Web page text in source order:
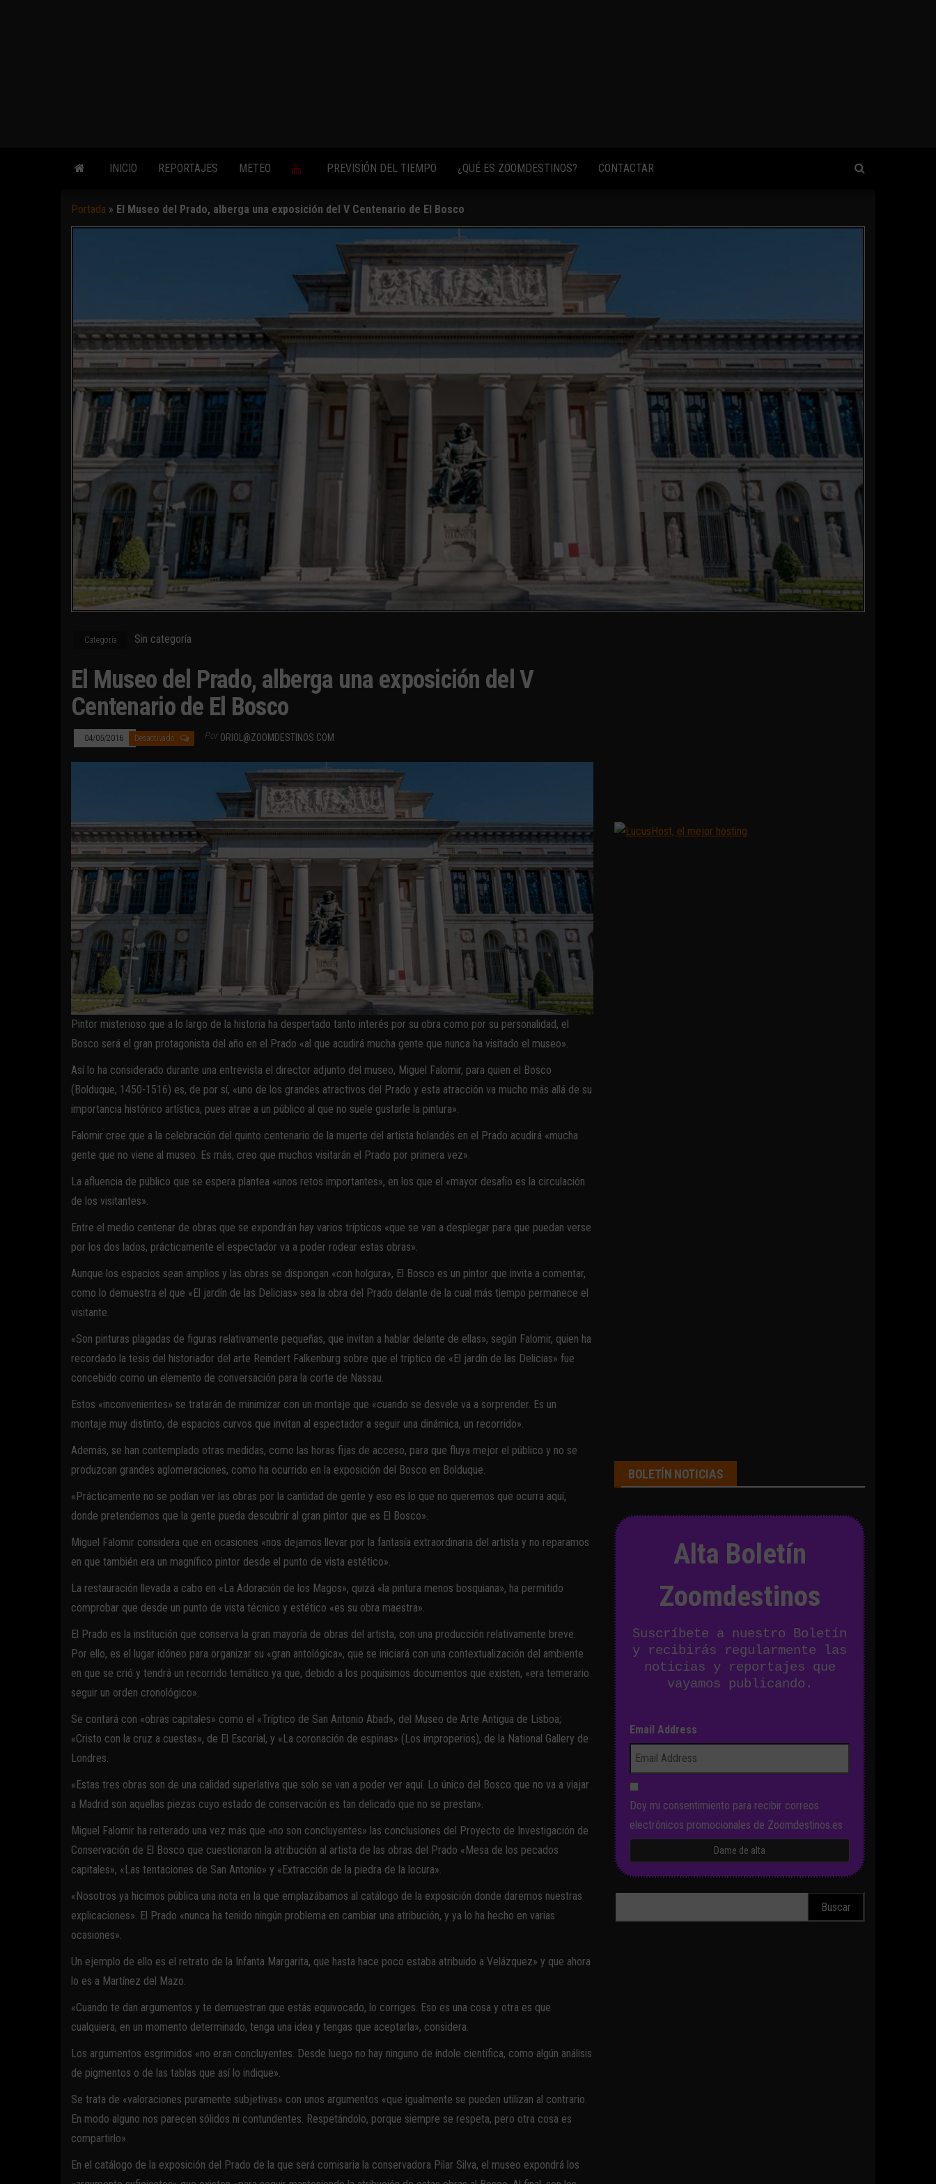
INICIO REPORTAJES METEO PREVISIÓN DEL TIEMPO ¿QUÉ ES ZOOMDESTINOS? CONTACTAR
Portada » El Museo del Prado, alberga una exposición del V Centenario de El Bosco
Categoría Sin categoría
El Museo del Prado, alberga una exposición del V
Centenario de El Bosco
04/05/2016 Desactivado Por ORIOL@ZOOMDESTINOS.COM
Pintor misterioso que a lo largo de la historia ha despertado tanto interés por su obra como por su personalidad, el
Bosco será el gran protagonista del año en el Prado «al que acudirá mucha gente que nunca ha visitado el museo».
Así lo ha considerado durante una entrevista el director adjunto del museo, Miguel Falomir, para quien el Bosco
(Bolduque, 1450-1516) es, de por sí, «uno de los grandes atractivos del Prado y esta atracción va mucho más allá de su
importancia histórico artística, pues atrae a un público al que no suele gustarle la pintura».
Falomir cree que a la celebración del quinto centenario de la muerte del artista holandés en el Prado acudirá «mucha
gente que no viene al museo. Es más, creo que muchos visitarán el Prado por primera vez».
La afluencia de público que se espera plantea «unos retos importantes», en los que el «mayor desafío es la circulación
de los visitantes».
Entre el medio centenar de obras que se expondrán hay varios trípticos «que se van a desplegar para que puedan verse
por los dos lados, prácticamente el espectador va a poder rodear estas obras».
Aunque los espacios sean amplios y las obras se dispongan «con holgura», El Bosco es un pintor que invita a comentar,
como lo demuestra el que «El jardín de las Delicias» sea la obra del Prado delante de la cual más tiempo permanece el
visitante.
«Son pinturas plagadas de figuras relativamente pequeñas, que invitan a hablar delante de ellas», según Falomir, quien ha
recordado la tesis del historiador del arte Reindert Falkenburg sobre que el tríptico de «El jardín de las Delicias» fue
concebido como un elemento de conversación para la corte de Nassau.
Estos «inconvenientes» se tratarán de minimizar con un montaje que «cuando se desvele va a sorprender. Es un
montaje muy distinto, de espacios curvos que invitan al espectador a seguir una dinámica, un recorrido».
Además, se han contemplado otras medidas, como las horas fijas de acceso, para que fluya mejor el público y no se
produzcan grandes aglomeraciones, como ha ocurrido en la exposición del Bosco en Bolduque.
«Prácticamente no se podían ver las obras por la cantidad de gente y eso es lo que no queremos que ocurra aquí,
donde pretendemos que la gente pueda descubrir al gran pintor que es El Bosco».
Miguel Falomir considera que en ocasiones «nos dejamos llevar por la fantasía extraordinaria del artista y no reparamos
en que también era un magnífico pintor desde el punto de vista estético».
La restauración llevada a cabo en «La Adoración de los Magos», quizá «la pintura menos bosquiana», ha permitido
comprobar que desde un punto de vista técnico y estético «es su obra maestra».
El Prado es la institución que conserva la gran mayoría de obras del artista, con una producción relativamente breve.
Por ello, es el lugar idóneo para organizar su «gran antológica», que se iniciará con una contextualización del ambiente
en que se crió y tendrá un recorrido temático ya que, debido a los poquísimos documentos que existen, «era temerario
seguir un orden cronológico».
Se contará con «obras capitales» como el «Tríptico de San Antonio Abad», del Museo de Arte Antigua de Lisboa;
«Cristo con la cruz a cuestas», de El Escorial, y «La coronación de espinas» (Los improperios), de la National Gallery de
Londres.
«Estas tres obras son de una calidad superlativa que solo se van a poder ver aquí. Lo único del Bosco que no va a viajar
a Madrid son aquellas piezas cuyo estado de conservación es tan delicado que no se prestan».
Miguel Falomir ha reiterado una vez más que «no son concluyentes» las conclusiones del Proyecto de Investigación de
Conservación de El Bosco que cuestionaron la atribución al artista de las obras del Prado «Mesa de los pecados
capitales», «Las tentaciones de San Antonio» y «Extracción de la piedra de la locura».
«Nosotros ya hicimos pública una nota en la que emplazábamos al catálogo de la exposición donde daremos nuestras
explicaciones». El Prado «nunca ha tenido ningún problema en cambiar una atribución, y ya lo ha hecho en varias
ocasiones».
Un ejemplo de ello es el retrato de la Infanta Margarita, que hasta hace poco estaba atribuido a Velázquez» y que ahora
lo es a Martínez del Mazo.
«Cuando te dan argumentos y te demuestran que estás equivocado, lo corriges. Eso es una cosa y otra es que
cualquiera, en un momento determinado, tenga una idea y tengas que aceptarla», considera.
Los argumentos esgrimidos «no eran concluyentes. Desde luego no hay ninguno de índole científica, como algún análisis
de pigmentos o de las tablas que así lo indique».
Se trata de «valoraciones puramente subjetivas» con unos argumentos «que igualmente se pueden utilizan al contrario.
En modo alguno nos parecen sólidos ni contundentes. Respetándolo, porque siempre se respeta, pero otra cosa es
compartirlo».
En el catálogo de la exposición del Prado de la que será comisaria la conservadora Pilar Silva, el museo expondrá los
BOLETÍN NOTICIAS
Alta Boletín
Zoomdestinos
Suscríbete a nuestro Boletín
y recibirás regularmente las
noticias y reportajes que
vayamos publicando.
Email Address
Doy mi consentimiento para recibir correos
electrónicos promocionales de Zoomdestinos.es